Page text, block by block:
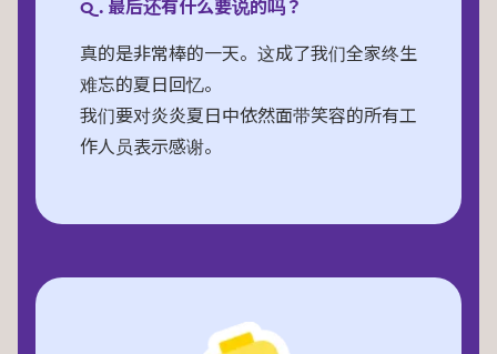
Q. 最后还有什么要说的吗？
真的是非常棒的一天。这成了我们全家终生
难忘的夏日回忆。
我们要对炎炎夏日中依然面带笑容的所有工
作人员表示感谢。